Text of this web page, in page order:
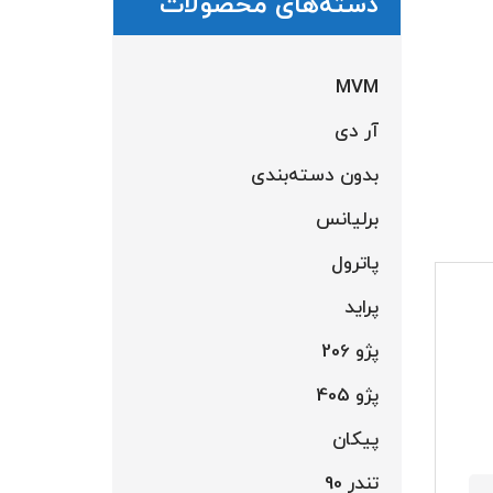
MVM
آر دی
بدون دسته‌بندی
برلیانس
پاترول
پراید
پژو 206
پژو 405
پیکان
تندر 90